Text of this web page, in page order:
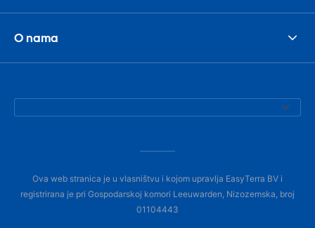
O nama
Ova web stranica je u vlasništvu i kojom upravlja EasyTerra BV i
registrirana je pri Gospodarskoj komori Leeuwarden, Nizozemska, broj
01104443